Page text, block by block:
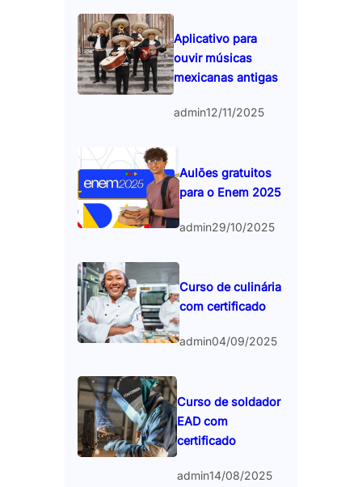
Aplicativo para
ouvir músicas
mexicanas antigas
admin12/11/2025
Aulões gratuitos
para o Enem 2025
admin29/10/2025
Curso de culinária
com certificado
admin04/09/2025
Curso de soldador
EAD com
certificado
admin14/08/2025